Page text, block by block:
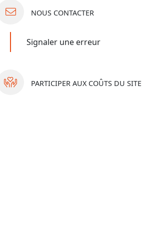
NOUS CONTACTER
Signaler une erreur
PARTICIPER AUX COÛTS DU SITE